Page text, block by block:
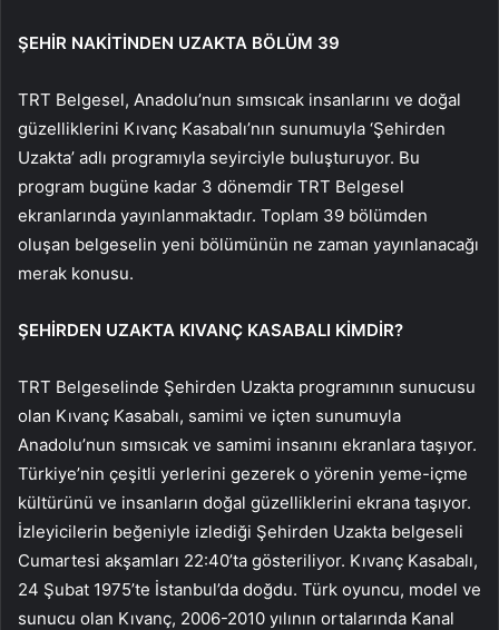
ŞEHİR NAKİTİNDEN UZAKTA BÖLÜM 39
TRT Belgesel, Anadolu’nun sımsıcak insanlarını ve doğal
güzelliklerini Kıvanç Kasabalı’nın sunumuyla ‘Şehirden
Uzakta’ adlı programıyla seyirciyle buluşturuyor. Bu
program bugüne kadar 3 dönemdir TRT Belgesel
ekranlarında yayınlanmaktadır. Toplam 39 bölümden
oluşan belgeselin yeni bölümünün ne zaman yayınlanacağı
merak konusu.
ŞEHİRDEN UZAKTA KIVANÇ KASABALI KİMDİR?
TRT Belgeselinde Şehirden Uzakta programının sunucusu
olan Kıvanç Kasabalı, samimi ve içten sunumuyla
Anadolu’nun sımsıcak ve samimi insanını ekranlara taşıyor.
Türkiye’nin çeşitli yerlerini gezerek o yörenin yeme-içme
kültürünü ve insanların doğal güzelliklerini ekrana taşıyor.
İzleyicilerin beğeniyle izlediği Şehirden Uzakta belgeseli
Cumartesi akşamları 22:40’ta gösteriliyor. Kıvanç Kasabalı,
24 Şubat 1975’te İstanbul’da doğdu. Türk oyuncu, model ve
sunucu olan Kıvanç, 2006-2010 yılının ortalarında Kanal